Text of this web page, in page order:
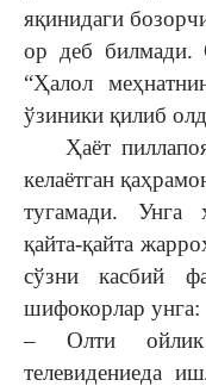
яқинидаги
ор деб билмади.
“Ҳалол
ўзиники қилиб
Ҳаёт
келаётган
тугамади. Унга
қайта-қайта
сўзни касбий
шифокорлар унга:
– Олти ойлик
телевидениеда